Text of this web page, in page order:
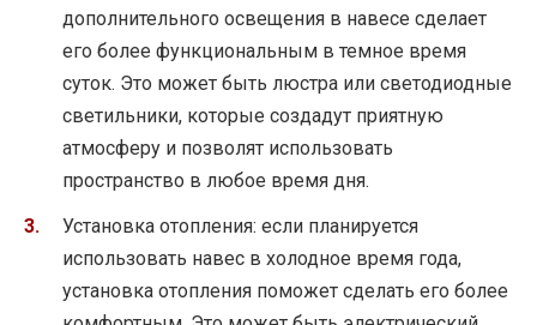
дополнительного освещения в навесе сделает
его более функциональным в темное время
суток. Это может быть люстра или светодиодные
светильники, которые создадут приятную
атмосферу и позволят использовать
пространство в любое время дня.
Установка отопления: если планируется
использовать навес в холодное время года,
установка отопления поможет сделать его более